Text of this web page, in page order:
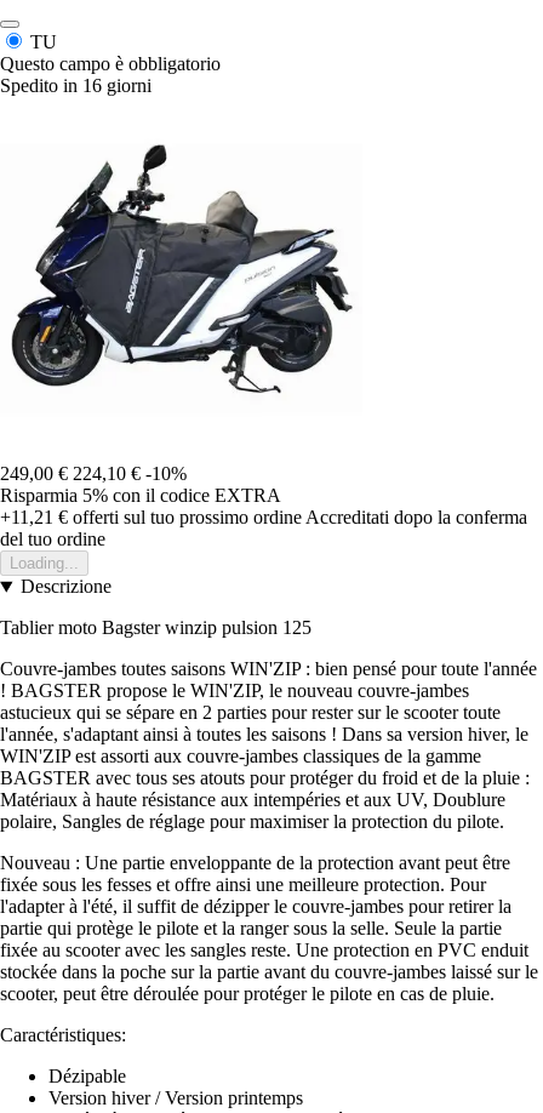
TU
Questo campo è obbligatorio
Spedito in 16 giorni
249,00 € 224,10 € -10%
Risparmia 5% con il codice EXTRA
+11,21 € offerti sul tuo prossimo ordineAccreditati dopo la conferma
del tuo ordine
Loading...
Descrizione
Tablier moto Bagster winzip pulsion 125
Couvre-jambes toutes saisons WIN'ZIP : bien pensé pour toute l'année
! BAGSTER propose le WIN'ZIP, le nouveau couvre-jambes
astucieux qui se sépare en 2 parties pour rester sur le scooter toute
l'année, s'adaptant ainsi à toutes les saisons ! Dans sa version hiver, le
WIN'ZIP est assorti aux couvre-jambes classiques de la gamme
BAGSTER avec tous ses atouts pour protéger du froid et de la pluie :
Matériaux à haute résistance aux intempéries et aux UV, Doublure
polaire, Sangles de réglage pour maximiser la protection du pilote.
Nouveau : Une partie enveloppante de la protection avant peut être
fixée sous les fesses et offre ainsi une meilleure protection. Pour
l'adapter à l'été, il suffit de dézipper le couvre-jambes pour retirer la
partie qui protège le pilote et la ranger sous la selle. Seule la partie
fixée au scooter avec les sangles reste. Une protection en PVC enduit
stockée dans la poche sur la partie avant du couvre-jambes laissé sur le
scooter, peut être déroulée pour protéger le pilote en cas de pluie.
Caractéristiques:
Dézipable
Version hiver / Version printemps